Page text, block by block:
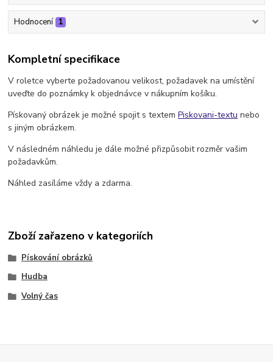
Hodnocení 1
Kompletní specifikace
V roletce vyberte požadovanou velikost, požadavek na umístění
uveďte do poznámky k objednávce v nákupním košíku.
Pískovaný obrázek je možné spojit s textemPiskovani-textu nebo
s jiným obrázkem.
V následném náhledu je dále možné přizpůsobit rozměr vašim
požadavkům.
Náhled zasíláme vždy a zdarma.
Zboží zařazeno v kategoriích
Pískování obrázků
Hudba
Volný čas